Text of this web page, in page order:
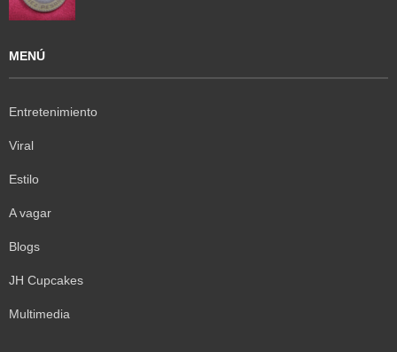
MENÚ
Entretenimiento
Viral
Estilo
A vagar
Blogs
JH Cupcakes
Multimedia